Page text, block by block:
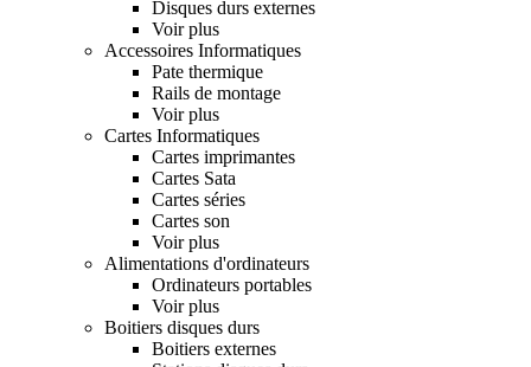
Disques durs externes
Voir plus
Accessoires Informatiques
Pate thermique
Rails de montage
Voir plus
Cartes Informatiques
Cartes imprimantes
Cartes Sata
Cartes séries
Cartes son
Voir plus
Alimentations d'ordinateurs
Ordinateurs portables
Voir plus
Boitiers disques durs
Boitiers externes